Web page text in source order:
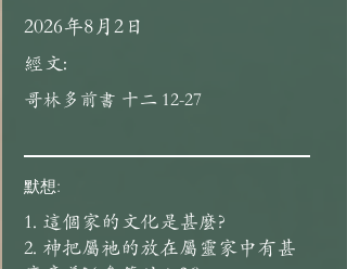
2026年8月2日
經文:
哥林多前書 十二 12-27
默想:
1. 這個家的文化是甚麼?
2. 神把屬祂的放在屬靈家中有甚